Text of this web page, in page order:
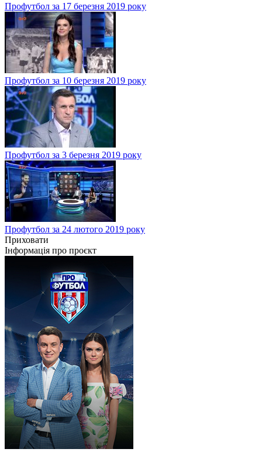
Профутбол за 17 березня 2019 року
Профутбол за 10 березня 2019 року
Профутбол за 3 березня 2019 року
Профутбол за 24 лютого 2019 року
Приховати
Інформація про проєкт